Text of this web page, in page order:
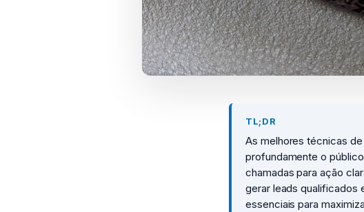
TL;DR
As melhores técnicas
profundamente o
chamadas para ação
gerar leads qualificados
essenciais para